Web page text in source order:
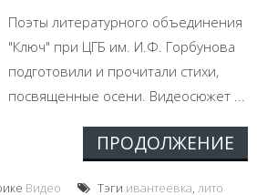
Поэты литературного объединения
"Ключ" при ЦГБ им. И.Ф. Горбунова
подготовили и прочитали стихи,
посвященные осени. Видеосюжет ...
ПРОДОЛЖЕНИЕ
Видео Тэги ивантеевка, лито